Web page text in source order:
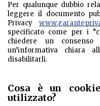
Per qualunque dubbio
leggere il documento
Privacy
specificato come per i
chiedere un
un’informativa chiara
disabilitarli.
Cosa è un
utilizzato?